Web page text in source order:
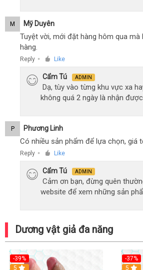
M Mỹ Duyên
Tuyệt vời, mới đặt hàng hôm qua
hàng.
Reply ● Like
Cẩm Tú ADMIN
Dạ, tùy vào từng khu vực xa
không quá 2 ngày là nhận
P Phương Linh
Có nhiều sản phẩm để lựa chọn, giá
Reply ● Like
Cẩm Tú ADMIN
Cảm ơn bạn, đừng quên
website để xem những sản
Dương vật giả đa năng
-39%
Hot
5
-37%
5